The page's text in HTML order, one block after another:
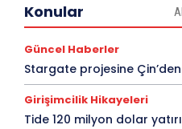
Konular
Güncel Haberler
Stargate projesine
Girişimcilik Hikayeleri
Tide 120 milyon dolar